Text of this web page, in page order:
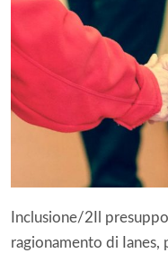
Inclusione/2Il
ragionamento di Ianes,